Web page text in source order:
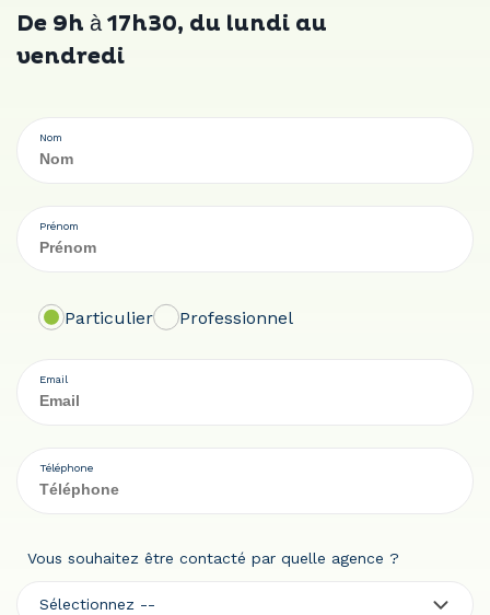
De 9h à 17h30, du lundi au
vendredi
Nom
Prénom
Particulier Professionnel
Email
Téléphone
Vous souhaitez être contacté par quelle agence ?
Sélectionnez --